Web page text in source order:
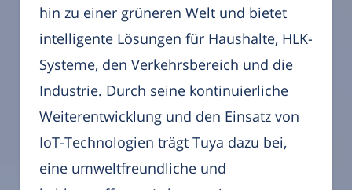
hin zu einer grüneren Welt und bietet
intelligente Lösungen für Haushalte, HLK-
Systeme, den Verkehrsbereich und die
Industrie. Durch seine kontinuierliche
Weiterentwicklung und den Einsatz von
IoT-Technologien trägt Tuya dazu bei,
eine umweltfreundliche und